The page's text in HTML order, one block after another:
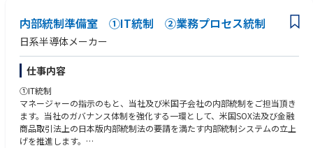
内部統制準備室 ➀IT統制 ②業務プロセス統制
日系半導体メーカー
仕事内容
➀IT統制
マネージャーの指示のもと、当社及び米国子会社の内部統制をご担当頂き
ます。当社のガバナンス体制を強化する一環として、米国SOX法及び金融
商品取引法上の日本版内部統制法の要請を満たす内部統制システムの立上
げを推進します。